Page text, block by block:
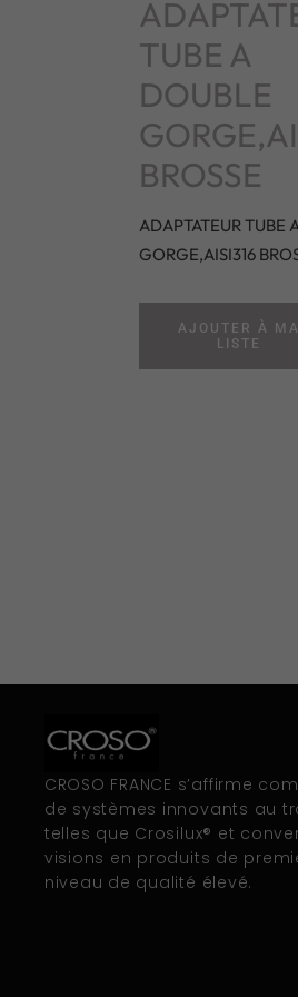
TUBE A
DOUBLE
BROSSE
ADAPTATEUR TUBE
GORGE,AISI316
AJOUTER À MA
LISTE
CROSO FRANCE s’affirme
de systèmes innovants au
telles que Crosilux® et
visions en produits de
niveau de qualité élevé.